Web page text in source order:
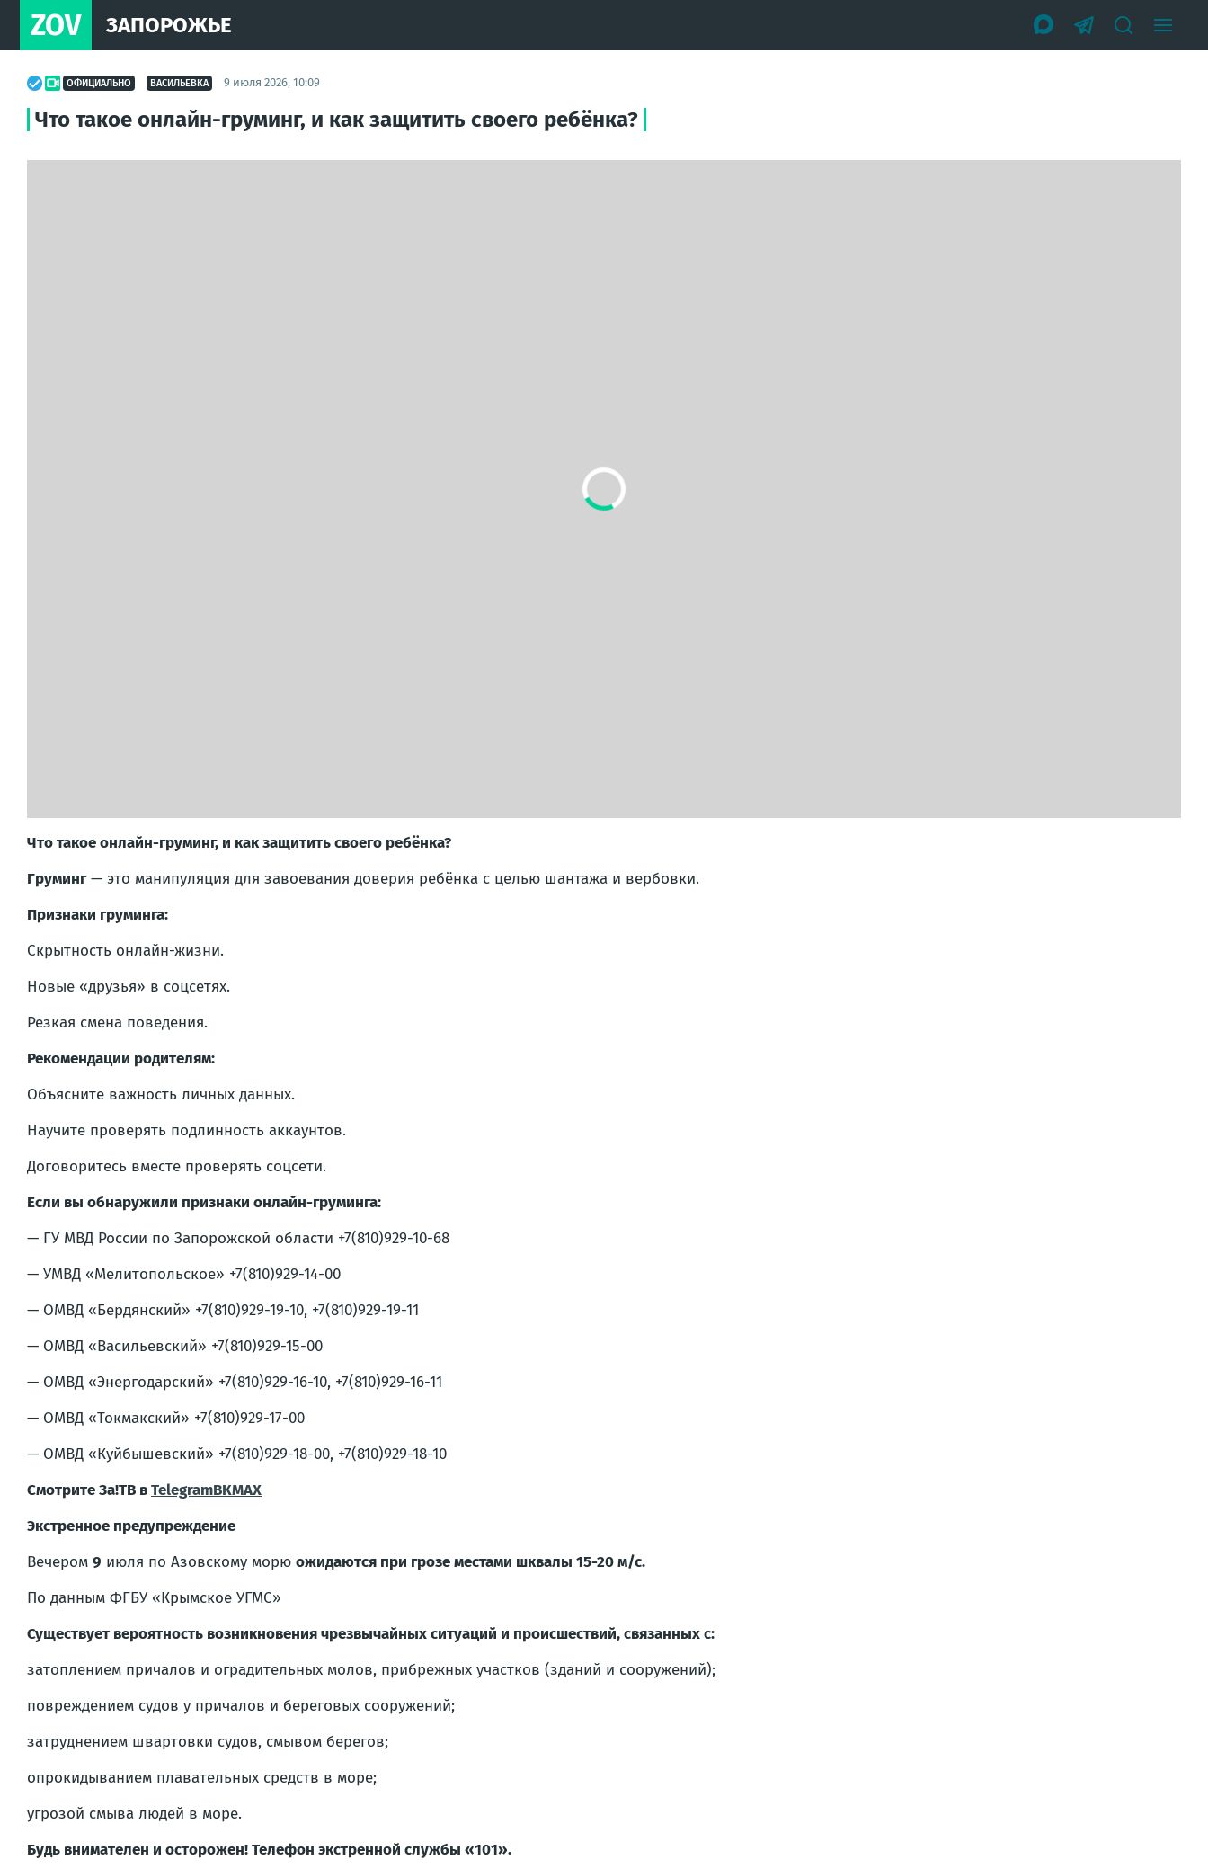
ZOV ЗАПОРОЖЬЕ
ОФИЦИАЛЬНО ВАСИЛЬЕВКА 9 июля 2026, 10:09
Что такое онлайн-груминг, и как защитить своего ребёнка?
Что такое онлайн-груминг, и как защитить своего ребёнка?
Груминг— это манипуляция для завоевания доверия ребёнка с целью шантажа и вербовки.
Признаки груминга:
Скрытность онлайн-жизни.
Новые «друзья» в соцсетях.
Резкая смена поведения.
Рекомендации родителям:
Объясните важность личных данных.
Научите проверять подлинность аккаунтов.
Договоритесь вместе проверять соцсети.
Если вы обнаружили признаки онлайн-груминга:
— ГУ МВД России по Запорожской области +7(810)929-10-68
— УМВД «Мелитопольское» +7(810)929-14-00
— ОМВД «Бердянский» +7(810)929-19-10, +7(810)929-19-11
— ОМВД «Васильевский» +7(810)929-15-00
— ОМВД «Энергодарский» +7(810)929-16-10, +7(810)929-16-11
— ОМВД «Токмакский» +7(810)929-17-00
— ОМВД «Куйбышевский» +7(810)929-18-00, +7(810)929-18-10
Смотрите За!ТВ вTelegramВКMAX
Экстренное предупреждение
Вечером 9 июля по Азовскому морю ожидаются при грозе местами шквалы 15-20 м/с.
По данным ФГБУ «Крымское УГМС»
Существует вероятность возникновения чрезвычайных ситуаций и происшествий, связанных с:
затоплением причалов и оградительных молов, прибрежных участков (зданий и сооружений);
повреждением судов у причалов и береговых сооружений;
затруднением швартовки судов, смывом берегов;
опрокидыванием плавательных средств в море;
угрозой смыва людей в море.
Будь внимателен и осторожен! Телефон экстренной службы «101».